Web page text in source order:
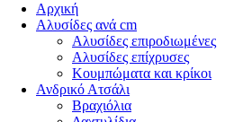
Αρχική
Αλυσίδες ανά cm
Αλυσίδες επιροδιωμένες
Αλυσίδες επίχρυσες
Κουμπώματα και κρίκοι
Ανδρικό Ατσάλι
Βραχιόλια